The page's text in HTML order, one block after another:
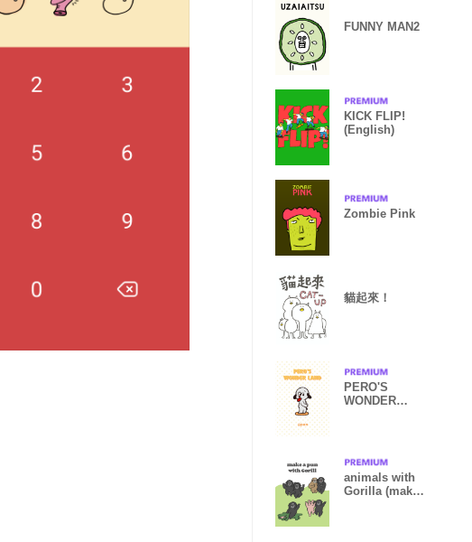
FUNNY MAN2
KICK FLIP!
(English)
Zombie Pink
貓起來！
PERO'S
WONDER
animals with
Gorilla (make